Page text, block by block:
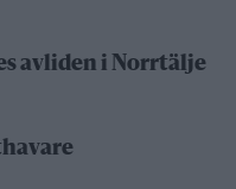
avliden i Norrtälje